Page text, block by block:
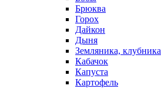
Брюква
Горох
Дайкон
Дыня
Земляника, клубника
Кабачок
Капуста
Картофель